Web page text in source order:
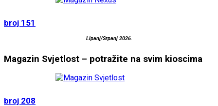
broj 151
Lipanj/Srpanj 2026.
Magazin Svjetlost – potražite na svim kioscima
broj 208